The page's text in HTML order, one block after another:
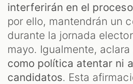
interferirán en el
por ello, mantendrán un
durante la jornada
mayo. Igualmente, aclara
como política atentar ni
candidatos. Esta